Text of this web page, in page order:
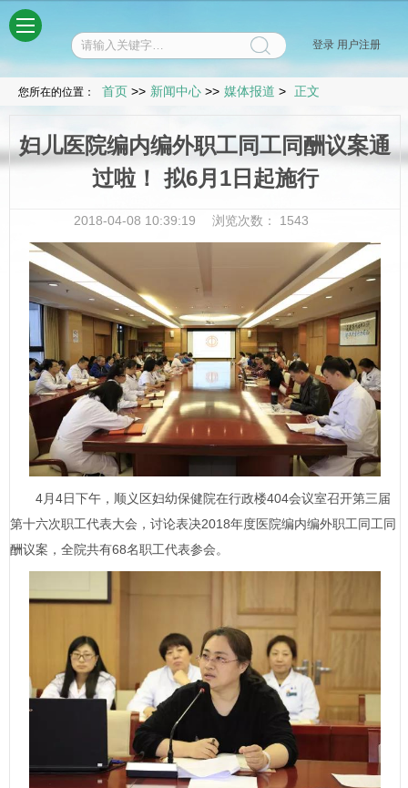
登录 用户注册
您所在的位置： 首页 >> 新闻中心 >> 媒体报道 > 正文
妇儿医院编内编外职工同工同酬议案通
过啦！ 拟6月1日起施行
2018-04-08 10:39:19 浏览次数： 1543
4月4日下午，顺义区妇幼保健院在行政楼404会议室召开第三届
第十六次职工代表大会，讨论表决2018年度医院编内编外职工同工同
酬议案，全院共有68名职工代表参会。